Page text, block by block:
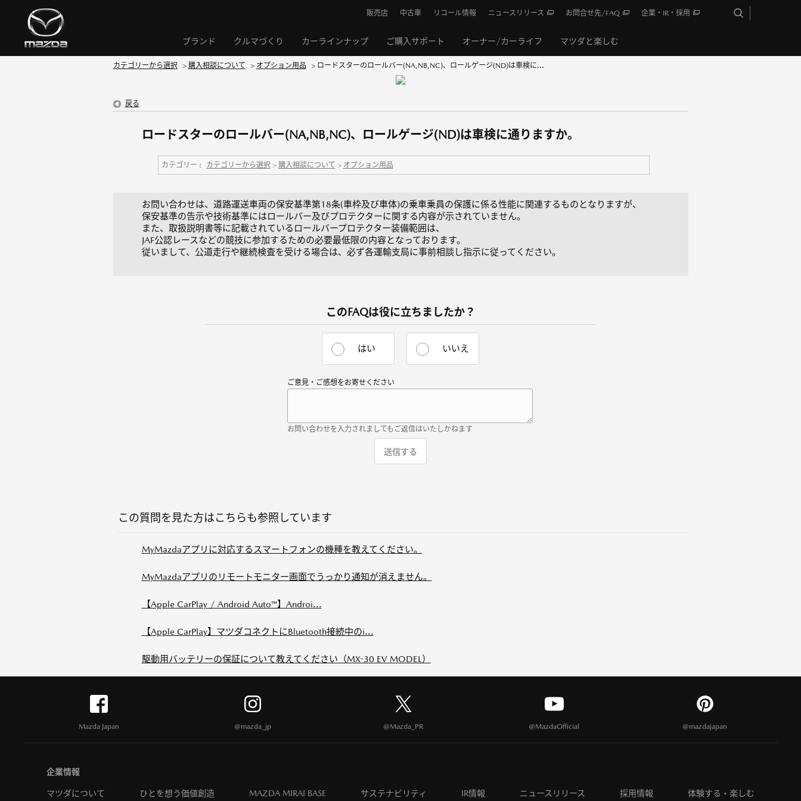
ブランド クルマづくり カーラインナップ ご購入サポート オーナー/カーライフ マツダと楽しむ
販売店 中古車 リコール情報 ニュースリリース お問合せ先/FAQ 企業・IR・採用
カテゴリーから選択 > 購入相談について > オプション用品 > ロードスターのロールバー(NA,NB,NC)、ロールゲージ(ND)は車検に...
戻る
ロードスターのロールバー(NA,NB,NC)、ロールゲージ(ND)は車検に通りますか。
カテゴリー : カテゴリーから選択 > 購入相談について > オプション用品
お問い合わせは、道路運送車両の保安基準第18条(車枠及び車体)の乗車乗員の保護に係る性能に関連するものとなりますが、
保安基準の告示や技術基準にはロールバー及びプロテクターに関する内容が示されていません。
また、取扱説明書等に記載されているロールバープロテクター装備範囲は、
JAF公認レースなどの競技に参加するための必要最低限の内容となっております。
従いまして、公道走行や継続検査を受ける場合は、必ず各運輸支局に事前相談し指示に従ってください。
このFAQは役に立ちましたか？
はい いいえ
ご意見・ご感想をお寄せください
お問い合わせを入力されましてもご返信はいたしかねます
この質問を見た方はこちらも参照しています
MyMazdaアプリに対応するスマートフォンの機種を教えてください。
MyMazdaアプリのリモートモニター画面でうっかり通知が消えません。
【Apple CarPlay / Android Auto™】Androi...
【Apple CarPlay】マツダコネクトにBluetooth接続中のi...
駆動用バッテリーの保証について教えてください（MX-30 EV MODEL）
Mazda Japan @mazda_jp @Mazda_PR @MazdaOfficial @mazdajapan
企業情報
マツダについて ひとを想う価値創造 MAZDA MIRAI BASE サステナビリティ IR情報 ニュースリリース 採用情報 体験する・楽しむ